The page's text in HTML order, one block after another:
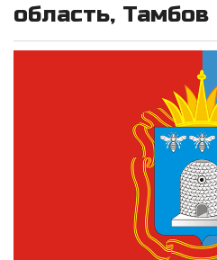
область, Тамбов